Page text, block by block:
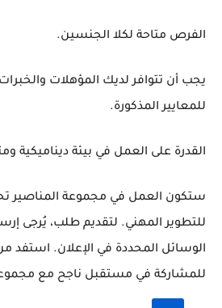
الفرص متاحة لكلا الجنسين.
يجب أن تتوافر لديك المؤهلات
للمعايير المذكورة.
القدرة على العمل في بيئة ديناميكية
ستكون العمل في مجموعة المناصير
للتطوير المهني. لتقديم طلب، يُرجى
الوسائل المحددة في الإعلان. استفد
للمشاركة في مستقبل ناجح مع